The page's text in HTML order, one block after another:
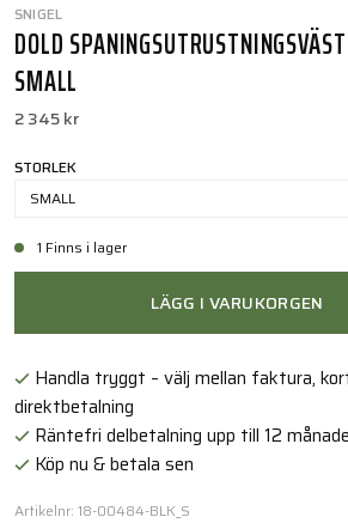
SNIGEL
DOLD
SMALL
2 345 kr
STORLEK
SMALL
1 Finns i lager
LÄGG I VARUKORGEN
Handla tryggt – välj mellan faktura,
direktbetalning
Räntefri delbetalning upp till 12
Köp nu & betala sen
Artikelnr: 18-00484-BLK_S